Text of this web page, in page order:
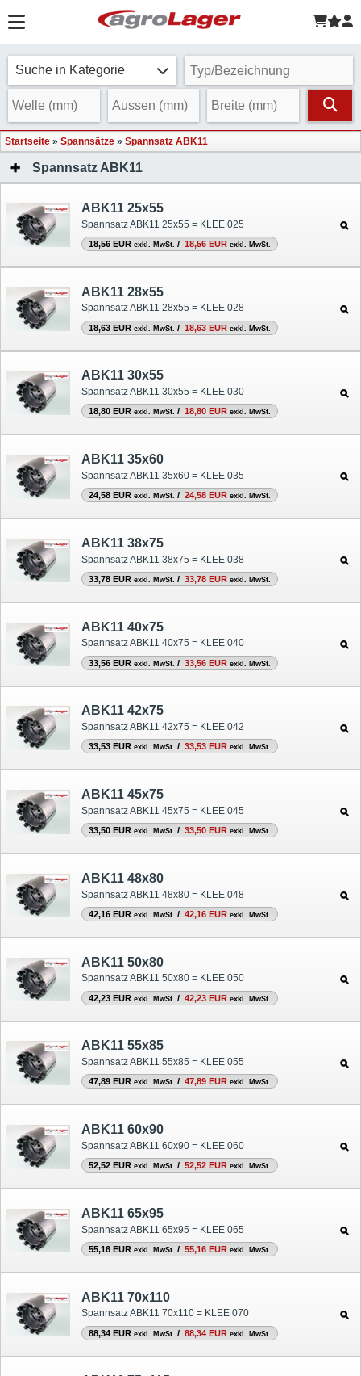
Suche in Kategorie
Startseite » Spannsätze » Spannsatz ABK11
Spannsatz ABK11
ABK11 25x55
Spannsatz ABK11 25x55 = KLEE 025
18,56 EUR exkl. MwSt. / 18,56 EUR exkl. MwSt.
ABK11 28x55
Spannsatz ABK11 28x55 = KLEE 028
18,63 EUR exkl. MwSt. / 18,63 EUR exkl. MwSt.
ABK11 30x55
Spannsatz ABK11 30x55 = KLEE 030
18,80 EUR exkl. MwSt. / 18,80 EUR exkl. MwSt.
ABK11 35x60
Spannsatz ABK11 35x60 = KLEE 035
24,58 EUR exkl. MwSt. / 24,58 EUR exkl. MwSt.
ABK11 38x75
Spannsatz ABK11 38x75 = KLEE 038
33,78 EUR exkl. MwSt. / 33,78 EUR exkl. MwSt.
ABK11 40x75
Spannsatz ABK11 40x75 = KLEE 040
33,56 EUR exkl. MwSt. / 33,56 EUR exkl. MwSt.
ABK11 42x75
Spannsatz ABK11 42x75 = KLEE 042
33,53 EUR exkl. MwSt. / 33,53 EUR exkl. MwSt.
ABK11 45x75
Spannsatz ABK11 45x75 = KLEE 045
33,50 EUR exkl. MwSt. / 33,50 EUR exkl. MwSt.
ABK11 48x80
Spannsatz ABK11 48x80 = KLEE 048
42,16 EUR exkl. MwSt. / 42,16 EUR exkl. MwSt.
ABK11 50x80
Spannsatz ABK11 50x80 = KLEE 050
42,23 EUR exkl. MwSt. / 42,23 EUR exkl. MwSt.
ABK11 55x85
Spannsatz ABK11 55x85 = KLEE 055
47,89 EUR exkl. MwSt. / 47,89 EUR exkl. MwSt.
ABK11 60x90
Spannsatz ABK11 60x90 = KLEE 060
52,52 EUR exkl. MwSt. / 52,52 EUR exkl. MwSt.
ABK11 65x95
Spannsatz ABK11 65x95 = KLEE 065
55,16 EUR exkl. MwSt. / 55,16 EUR exkl. MwSt.
ABK11 70x110
Spannsatz ABK11 70x110 = KLEE 070
88,34 EUR exkl. MwSt. / 88,34 EUR exkl. MwSt.